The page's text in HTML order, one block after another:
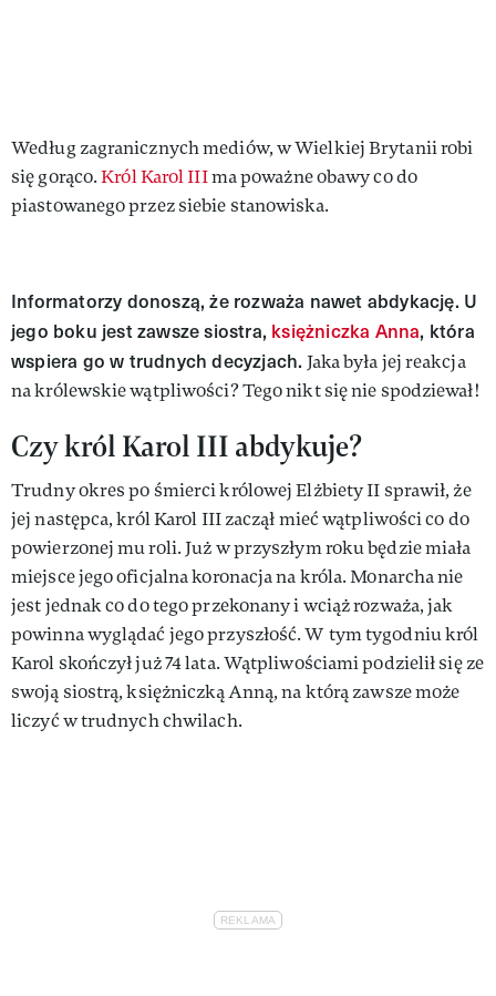
Według zagranicznych mediów, w Wielkiej Brytanii robi
się gorąco.Król Karol IIIma poważne obawy co do
piastowanego przez siebie stanowiska.
Informatorzy donoszą, że rozważa nawet abdykację. U
jego boku jest zawsze siostra, księżniczka Anna, która
wspiera go w trudnych decyzjach. Jaka była jej reakcja
na królewskie wątpliwości? Tego nikt się nie spodziewał!
Czy król Karol III abdykuje?
Trudny okres po śmierci królowej Elżbiety II sprawił, że
jej następca, król Karol III zaczął mieć wątpliwości co do
powierzonej mu roli. Już w przyszłym roku będzie miała
miejsce jego oficjalna koronacja na króla. Monarcha nie
jest jednak co do tego przekonany i wciąż rozważa, jak
powinna wyglądać jego przyszłość. W tym tygodniu król
Karol skończył już 74 lata. Wątpliwościami podzielił się ze
swoją siostrą, księżniczką Anną, na którą zawsze może
liczyć w trudnych chwilach.